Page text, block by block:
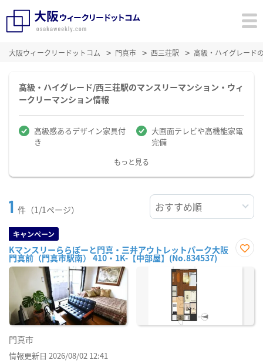
大阪ウィークリードットコム 門真市 西三荘駅 高級・ハイグレード
高級・ハイグレード/西三荘駅のマンスリーマンション・ウィ
ークリーマンション情報
高級感あるデザイン家具付
き
大画面テレビや高機能家電
完備
もっと見る
1 件（1/1ページ）
キャンペーン
Kマンスリーららぽーと門真・三井アウトレットパーク大阪
門真前（門真市駅南） 410・1K-【中部屋】(No.834537)
に入
門真市
情報更新日 2026/08/02 12:41